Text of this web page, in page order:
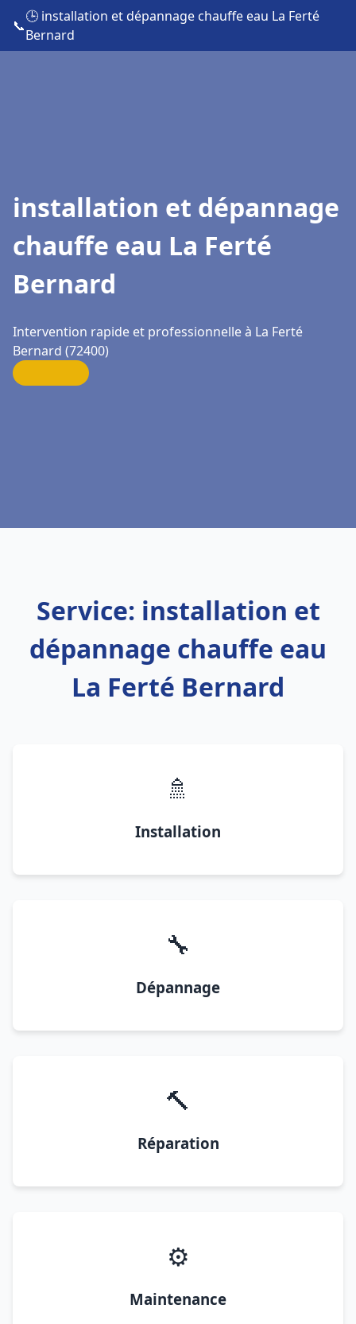
📞
🕒 installation et dépannage chauffe eau La Ferté
Bernard
installation et dépannage
chauffe eau La Ferté
Bernard
Intervention rapide et professionnelle à La Ferté
Bernard (72400)
Service: installation et
dépannage chauffe eau
La Ferté Bernard
🚿
Installation
🔧
Dépannage
🔨
Réparation
⚙️
Maintenance